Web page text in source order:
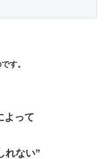
す。
よって
れない”